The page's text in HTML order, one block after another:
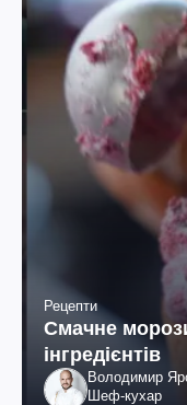
Рецепти
Смачне
інгредієнтів
Володимир
Шеф-кухар